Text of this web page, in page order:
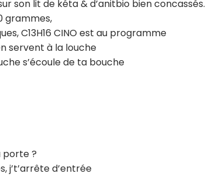
son lit de kéta & d’anitbio bien concassés.
grammes,
C13H16 CINO est au programme
servent à la louche
s’écoule de ta bouche
porte ?
j’t’arrête d’entrée